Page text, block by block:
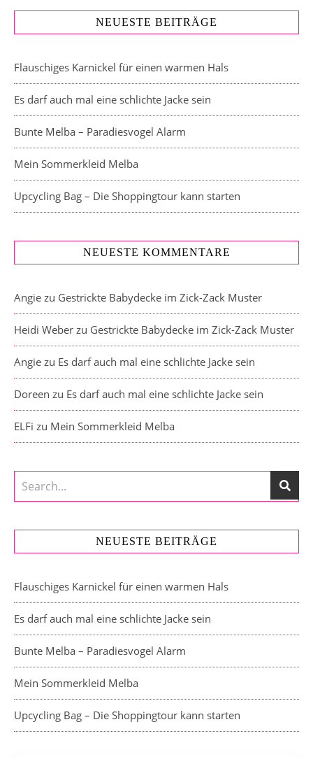
NEUESTE BEITRÄGE
Flauschiges Karnickel für einen warmen Hals
Es darf auch mal eine schlichte Jacke sein
Bunte Melba – Paradiesvogel Alarm
Mein Sommerkleid Melba
Upcycling Bag – Die Shoppingtour kann starten
NEUESTE KOMMENTARE
Angie zu Gestrickte Babydecke im Zick-Zack Muster
Heidi Weber zu Gestrickte Babydecke im Zick-Zack Muster
Angie zu Es darf auch mal eine schlichte Jacke sein
Doreen zu Es darf auch mal eine schlichte Jacke sein
ELFi zu Mein Sommerkleid Melba
NEUESTE BEITRÄGE
Flauschiges Karnickel für einen warmen Hals
Es darf auch mal eine schlichte Jacke sein
Bunte Melba – Paradiesvogel Alarm
Mein Sommerkleid Melba
Upcycling Bag – Die Shoppingtour kann starten